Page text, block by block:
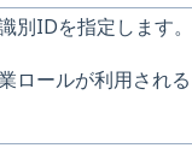
別IDを指定します。
ロールが利用される